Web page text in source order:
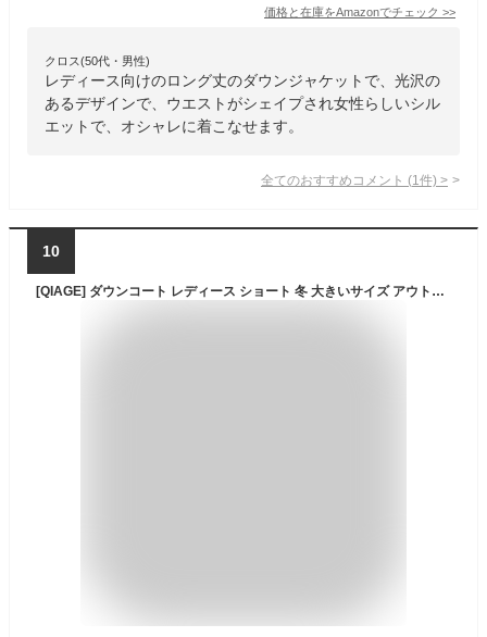
価格と在庫をAmazonでチェック >>
クロス(50代・男性)
レディース向けのロング丈のダウンジャケットで、光沢の
あるデザインで、ウエストがシェイプされ女性らしいシル
エットで、オシャレに着こなせます。
全てのおすすめコメント (1 件) >
10
[QIAGE] ダウンコート レディース ショート 冬 大きいサイズ アウトドア 洗える レディース ショートコート おしゃれ ダウンジャケット レディース 軽量 スリム 光沢 XL 防寒 あったか レッド ショートコート キレイめ ママ 母 プレゼント